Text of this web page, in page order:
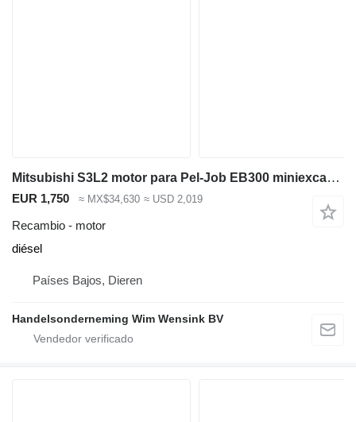
Mitsubishi S3L2 motor para Pel-Job EB300 miniexcavadora
EUR 1,750 ≈ MX$34,630 ≈ USD 2,019
Recambio - motor
diésel
Países Bajos, Dieren
Handelsonderneming Wim Wensink BV